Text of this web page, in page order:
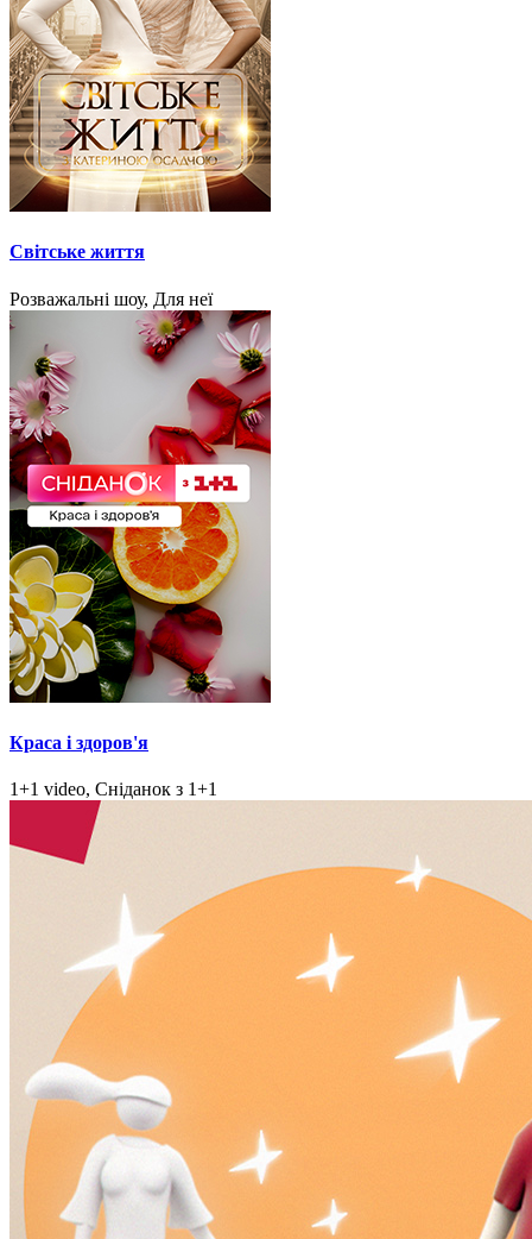
Світське життя
Розважальні шоу, Для неї
Краса і здоров'я
1+1 video, Сніданок з 1+1